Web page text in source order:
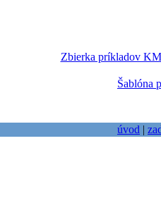
Zbierka príkladov
Šablóna
úvod |